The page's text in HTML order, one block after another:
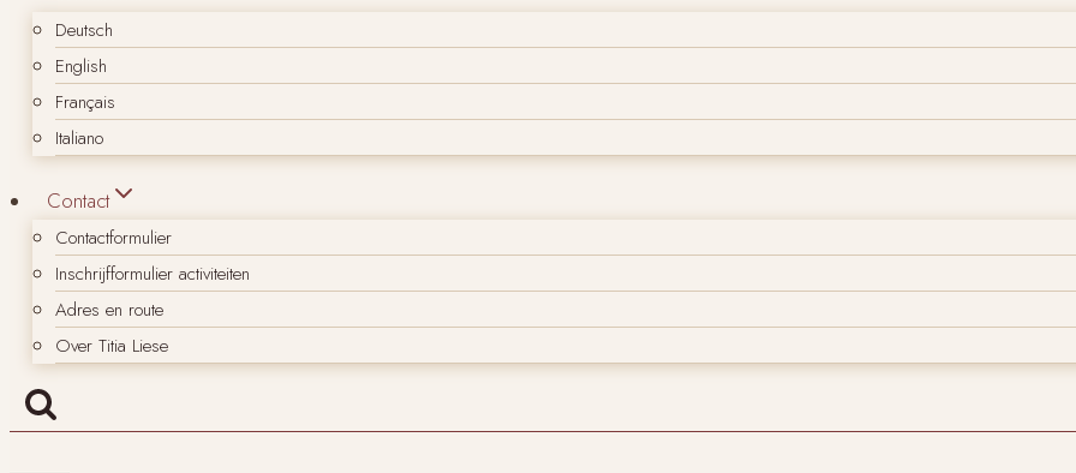
Deutsch
English
Français
Italiano
Contact
Contactformulier
Inschrijfformulier activiteiten
Adres en route
Over Titia Liese